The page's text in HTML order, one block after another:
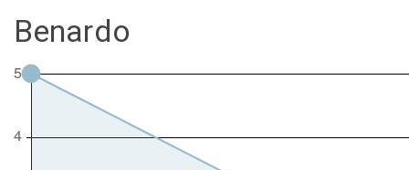
Nurhilman
Pathin
Benardo